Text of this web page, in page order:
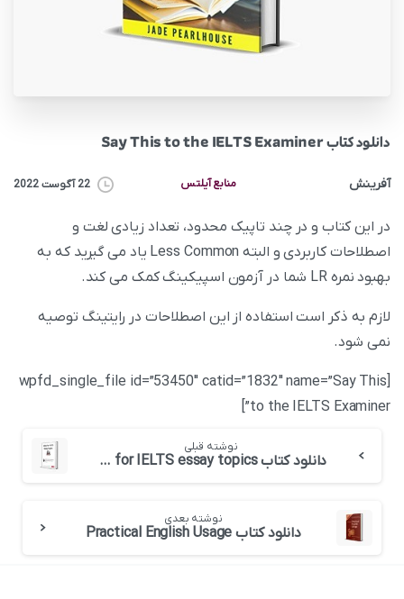
دانلود کتاب Say This to the IELTS Examiner
آفرینش منابع آیلتس 22 آگوست 2022
در این کتاب و در چند تاپیک محدود، تعداد زیادی لغت و
اصطلاحات کاربردی و البته Less Common یاد می گیرید که به
بهبود نمره LR شما در آزمون اسپیکینگ کمک می کند.
لازم به ذکر است استفاده از این اصطلاحات در رایتینگ توصیه
نمی شود.
[wpfd_single_file id=”53450″ catid=”1832″ name=”Say This
to the IELTS Examiner”]
نوشته قبلی
دانلود کتاب Ideas for IELTS essay topics خانم لیز
نوشته بعدی
دانلود کتاب Practical English Usage